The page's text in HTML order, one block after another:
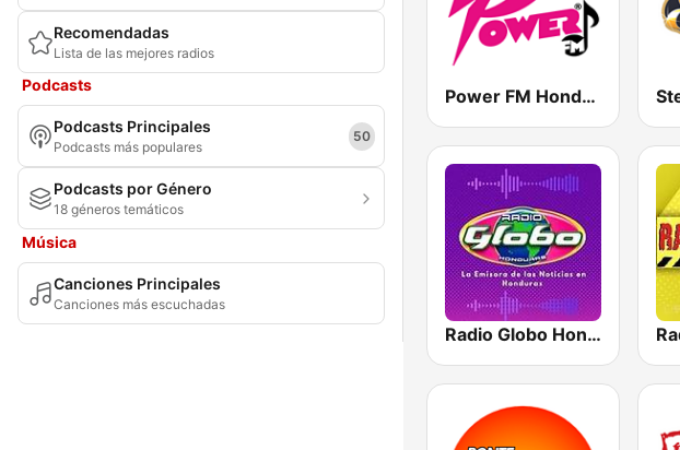
Recomendadas
Lista de las mejores radios
Podcasts
Podcasts Principales
Podcasts más populares
50
Podcasts por Género
18 géneros temáticos
Música
Canciones Principales
Canciones más escuchadas
Power FM Honduras
Radio Globo Honduras